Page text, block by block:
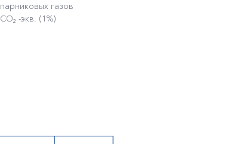
парниковых газов
CO₂ -экв. (1%)